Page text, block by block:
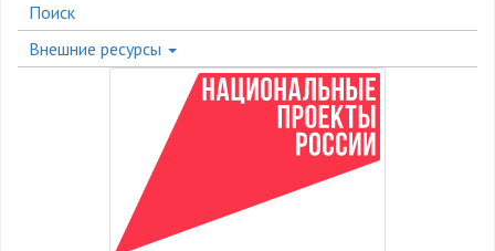
Поиск
Внешние ресурсы